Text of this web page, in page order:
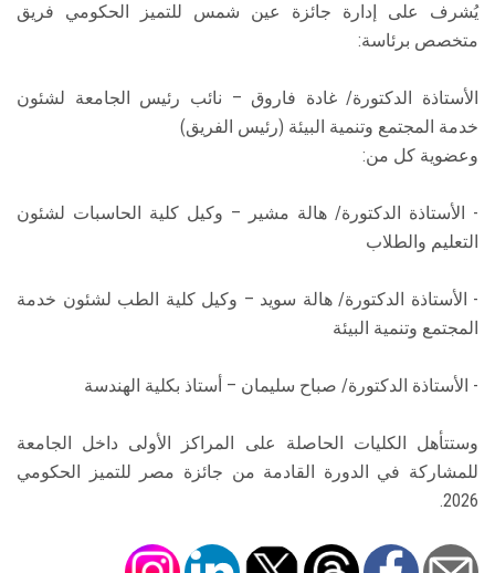
يُشرف على إدارة جائزة عين شمس للتميز الحكومي فريق
متخصص برئاسة:
الأستاذة الدكتورة/ غادة فاروق – نائب رئيس الجامعة لشئون
خدمة المجتمع وتنمية البيئة (رئيس الفريق)
وعضوية كل من:
- الأستاذة الدكتورة/ هالة مشير – وكيل كلية الحاسبات لشئون
التعليم والطلاب
- الأستاذة الدكتورة/ هالة سويد – وكيل كلية الطب لشئون خدمة
المجتمع وتنمية البيئة
- الأستاذة الدكتورة/ صباح سليمان – أستاذ بكلية الهندسة
وستتأهل الكليات الحاصلة على المراكز الأولى داخل الجامعة
للمشاركة في الدورة القادمة من جائزة مصر للتميز الحكومي
2026.